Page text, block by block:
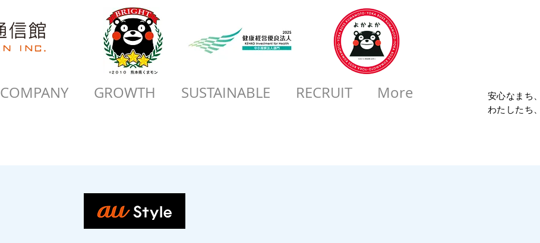
COMPANY GROWTH SUSTAINABLE RECRUIT More
安心なまち
わたしたち